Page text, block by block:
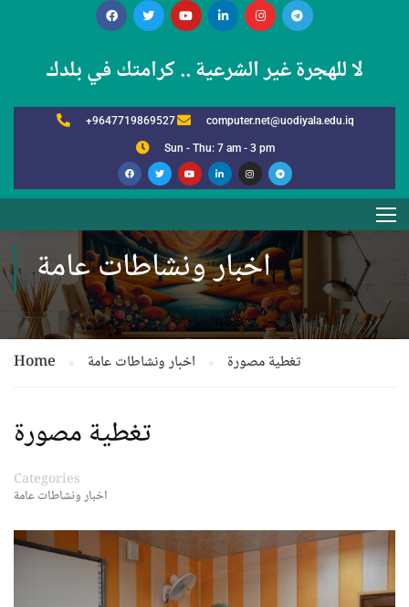
لا للهجرة غير الشرعية .. كرامتك في بلدك
+9647719869527 computer.net@uodiyala.edu.iq
Sun - Thu: 7 am - 3 pm
اخبار ونشاطات عامة
Home اخبار ونشاطات عامة تغطية مصورة
تغطية مصورة
Categories
اخبار ونشاطات عامة